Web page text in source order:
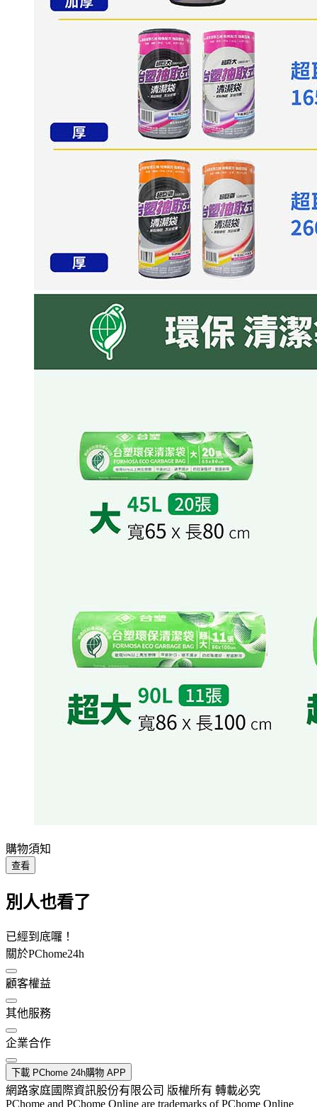
購物須知
查看
別人也看了
已經到底囉！
關於PChome24h
顧客權益
其他服務
企業合作
下載 PChome 24h購物 APP
網路家庭國際資訊股份有限公司 版權所有 轉載必究
PChome and PChome Online are trademarks of PChome Online